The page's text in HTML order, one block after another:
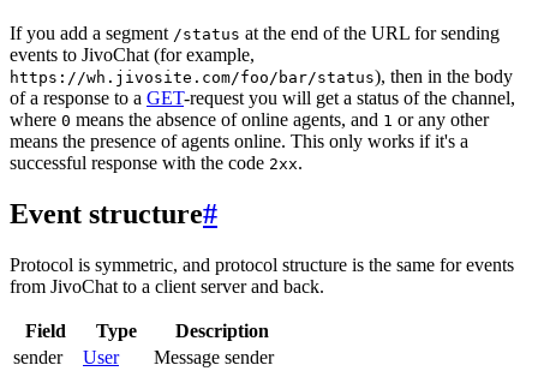
If you add a segment /status at the end of the URL for sending
events to JivoChat (for example,
https://wh.jivosite.com/foo/bar/status), then in the body
of a response to a GET-request you will get a status of the channel,
where 0 means the absence of online agents, and 1 or any other
means the presence of agents online. This only works if it's a
successful response with the code 2xx.
Event structure#
Protocol is symmetric, and protocol structure is the same for events
from JivoChat to a client server and back.
Field Type
Description
sender
User
Message sender